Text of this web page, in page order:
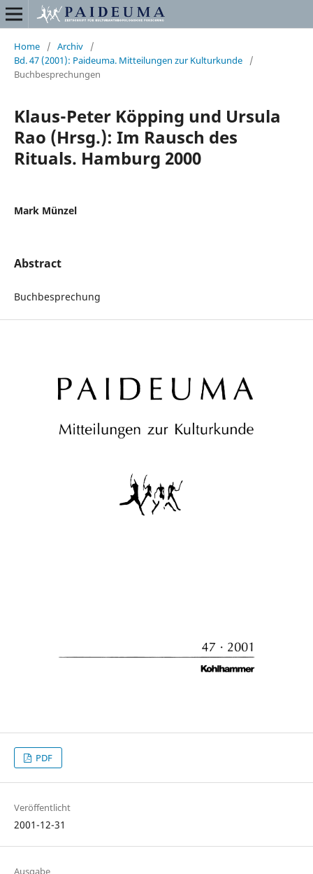
Home / Archiv
/
Bd. 47 (2001): Paideuma. Mitteilungen zur Kulturkunde
/
Buchbesprechungen
Klaus-Peter Köpping und Ursula
Rao (Hrsg.): Im Rausch des
Rituals. Hamburg 2000
Mark Münzel
Abstract
Buchbesprechung
PDF
Veröffentlicht
2001-12-31
Ausgabe